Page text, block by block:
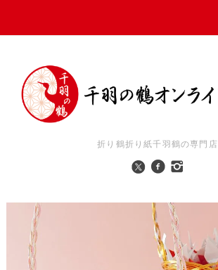
折り鶴折り紙千羽鶴の専門店